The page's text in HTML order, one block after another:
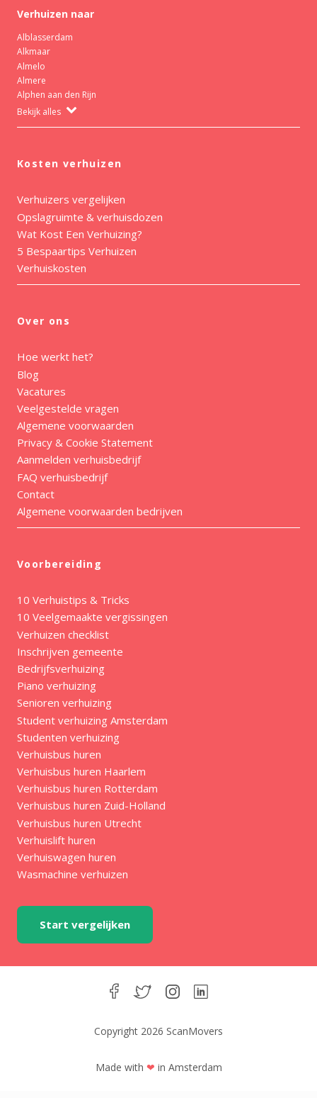
Verhuizen naar
Alblasserdam
Alkmaar
Almelo
Almere
Alphen aan den Rijn
Bekijk alles
Kosten verhuizen
Verhuizers vergelijken
Opslagruimte & verhuisdozen
Wat Kost Een Verhuizing?
5 Bespaartips Verhuizen
Verhuiskosten
Over ons
Hoe werkt het?
Blog
Vacatures
Veelgestelde vragen
Algemene voorwaarden
Privacy & Cookie Statement
Aanmelden verhuisbedrijf
FAQ verhuisbedrijf
Contact
Algemene voorwaarden bedrijven
Voorbereiding
10 Verhuistips & Tricks
10 Veelgemaakte vergissingen
Verhuizen checklist
Inschrijven gemeente
Bedrijfsverhuizing
Piano verhuizing
Senioren verhuizing
Student verhuizing Amsterdam
Studenten verhuizing
Verhuisbus huren
Verhuisbus huren Haarlem
Verhuisbus huren Rotterdam
Verhuisbus huren Zuid-Holland
Verhuisbus huren Utrecht
Verhuislift huren
Verhuiswagen huren
Wasmachine verhuizen
Start vergelijken
Copyright 2026 ScanMovers
Made with ❤ in Amsterdam